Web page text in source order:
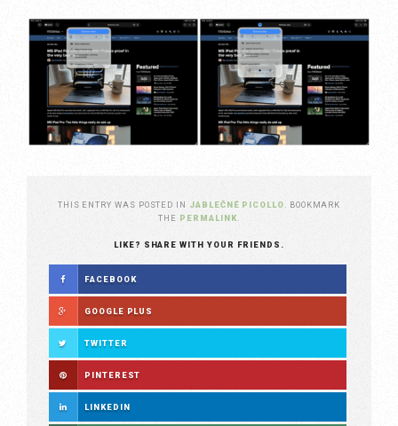
THIS ENTRY WAS POSTED IN JABLEČNÉ PICOLLO. BOOKMARK
THE
PERMALINK.
LIKE? SHARE WITH YOUR FRIENDS.
FACEBOOK
GOOGLE PLUS
TWITTER
PINTEREST
LINKEDIN